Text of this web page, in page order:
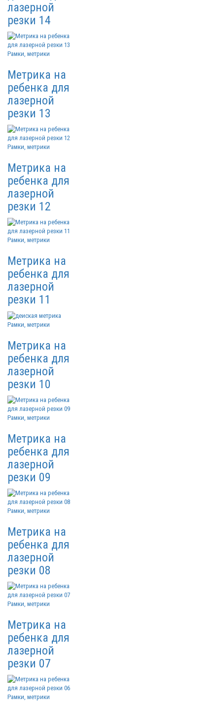
лазерной
резки 14
Рамки, метрики
Метрика на
ребенка для
лазерной
резки 13
Рамки, метрики
Метрика на
ребенка для
лазерной
резки 12
Рамки, метрики
Метрика на
ребенка для
лазерной
резки 11
Рамки, метрики
Метрика на
ребенка для
лазерной
резки 10
Рамки, метрики
Метрика на
ребенка для
лазерной
резки 09
Рамки, метрики
Метрика на
ребенка для
лазерной
резки 08
Рамки, метрики
Метрика на
ребенка для
лазерной
резки 07
Рамки, метрики